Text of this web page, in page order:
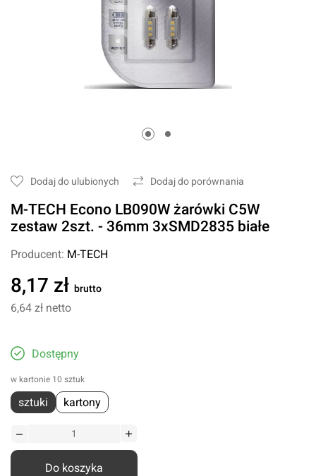
Dodaj do ulubionych Dodaj do porównania
M-TECH Econo LB090W żarówki C5W
zestaw 2szt. - 36mm 3xSMD2835 białe
Producent: M-TECH
8,17 zł brutto
6,64 zł netto
Dostępny
w kartonie 10 sztuk
sztuki kartony
Do koszyka